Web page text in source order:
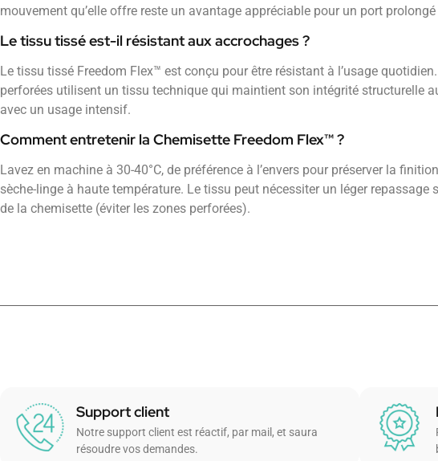
mouvement qu’elle offre reste un avantage appréciable pour un port
Le tissu tissé est-il résistant aux accrochages ?
Le tissu tissé Freedom Flex™ est conçu pour être résistant à l’usage
perforées utilisent un tissu technique qui maintient son intégrité structurelle
avec un usage intensif.
Comment entretenir la Chemisette Freedom Flex™ ?
Lavez en machine à 30-40°C, de préférence à l’envers pour préserver la
sèche-linge à haute température. Le tissu peut nécessiter un léger repassage
de la chemisette (éviter les zones perforées).
Support client
Notre support client est réactif, par mail, et saura
résoudre vos demandes.